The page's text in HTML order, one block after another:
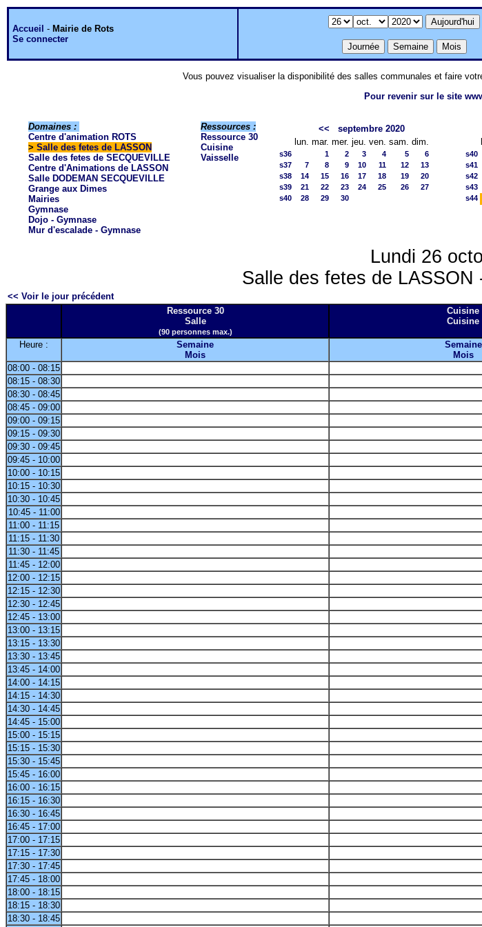
Accueil - Mairie de Rots
Se connecter
Vous pouvez visualiser la disponibilité des salles communales et faire
Pour revenir sur le site
Domaines :
Centre d'animation ROTS
> Salle des fetes de LASSON
Salle des fetes de SECQUEVILLE
Centre d'Animations de LASSON
Salle DODEMAN SECQUEVILLE
Grange aux Dimes
Mairies
Gymnase
Dojo - Gymnase
Mur d'escalade - Gymnase
Ressources :
Ressource 30
Cuisine
Vaisselle
<<
septembre 2020
lun. mar. mer. jeu. ven. sam. dim.
s36 1 2 3 4 5
6
s37
7 8 9 10 11 12
13
s38
14 15 16 17 18 19
20
s39
21 22 23 24 25 26
27
s40
28 29 30
s40
s41
s42
s43
s44
Lundi 26
Salle des fetes de
<< Voir le jour précédent
Ressource 30
Salle
(90 personnes max.)
Cuisine
Cuisine
Heure :
Semaine
Mois
Semaine
Mois
08:00 - 08:15
08:15 - 08:30
08:30 - 08:45
08:45 - 09:00
09:00 - 09:15
09:15 - 09:30
09:30 - 09:45
09:45 - 10:00
10:00 - 10:15
10:15 - 10:30
10:30 - 10:45
10:45 - 11:00
11:00 - 11:15
11:15 - 11:30
11:30 - 11:45
11:45 - 12:00
12:00 - 12:15
12:15 - 12:30
12:30 - 12:45
12:45 - 13:00
13:00 - 13:15
13:15 - 13:30
13:30 - 13:45
13:45 - 14:00
14:00 - 14:15
14:15 - 14:30
14:30 - 14:45
14:45 - 15:00
15:00 - 15:15
15:15 - 15:30
15:30 - 15:45
15:45 - 16:00
16:00 - 16:15
16:15 - 16:30
16:30 - 16:45
16:45 - 17:00
17:00 - 17:15
17:15 - 17:30
17:30 - 17:45
17:45 - 18:00
18:00 - 18:15
18:15 - 18:30
18:30 - 18:45